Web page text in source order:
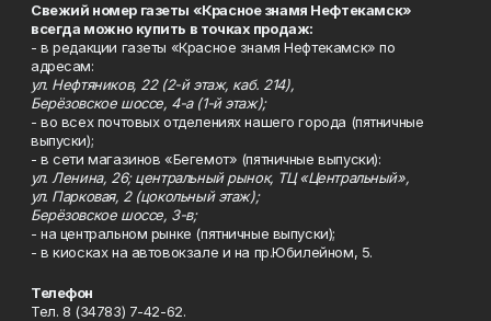
Свежий номер газеты «Красное знамя Нефтекамск»
всегда можно купить в точках продаж:
- в редакции газеты «Красное знамя Нефтекамск» по
адресам:
ул. Нефтяников, 22 (2-й этаж, каб. 214),
Берёзовское шоссе, 4-а (1-й этаж);
- во всех почтовых отделениях нашего города (пятничные
выпуски);
- в сети магазинов «Бегемот» (пятничные выпуски):
ул. Ленина, 26; центральный рынок, ТЦ «Центральный»,
ул. Парковая, 2 (цокольный этаж);
Берёзовское шоссе, 3-в;
- на центральном рынке (пятничные выпуски);
- в киосках на автовокзале и на пр.Юбилейном, 5.
Телефон
Тел. 8 (34783) 7-42-62.